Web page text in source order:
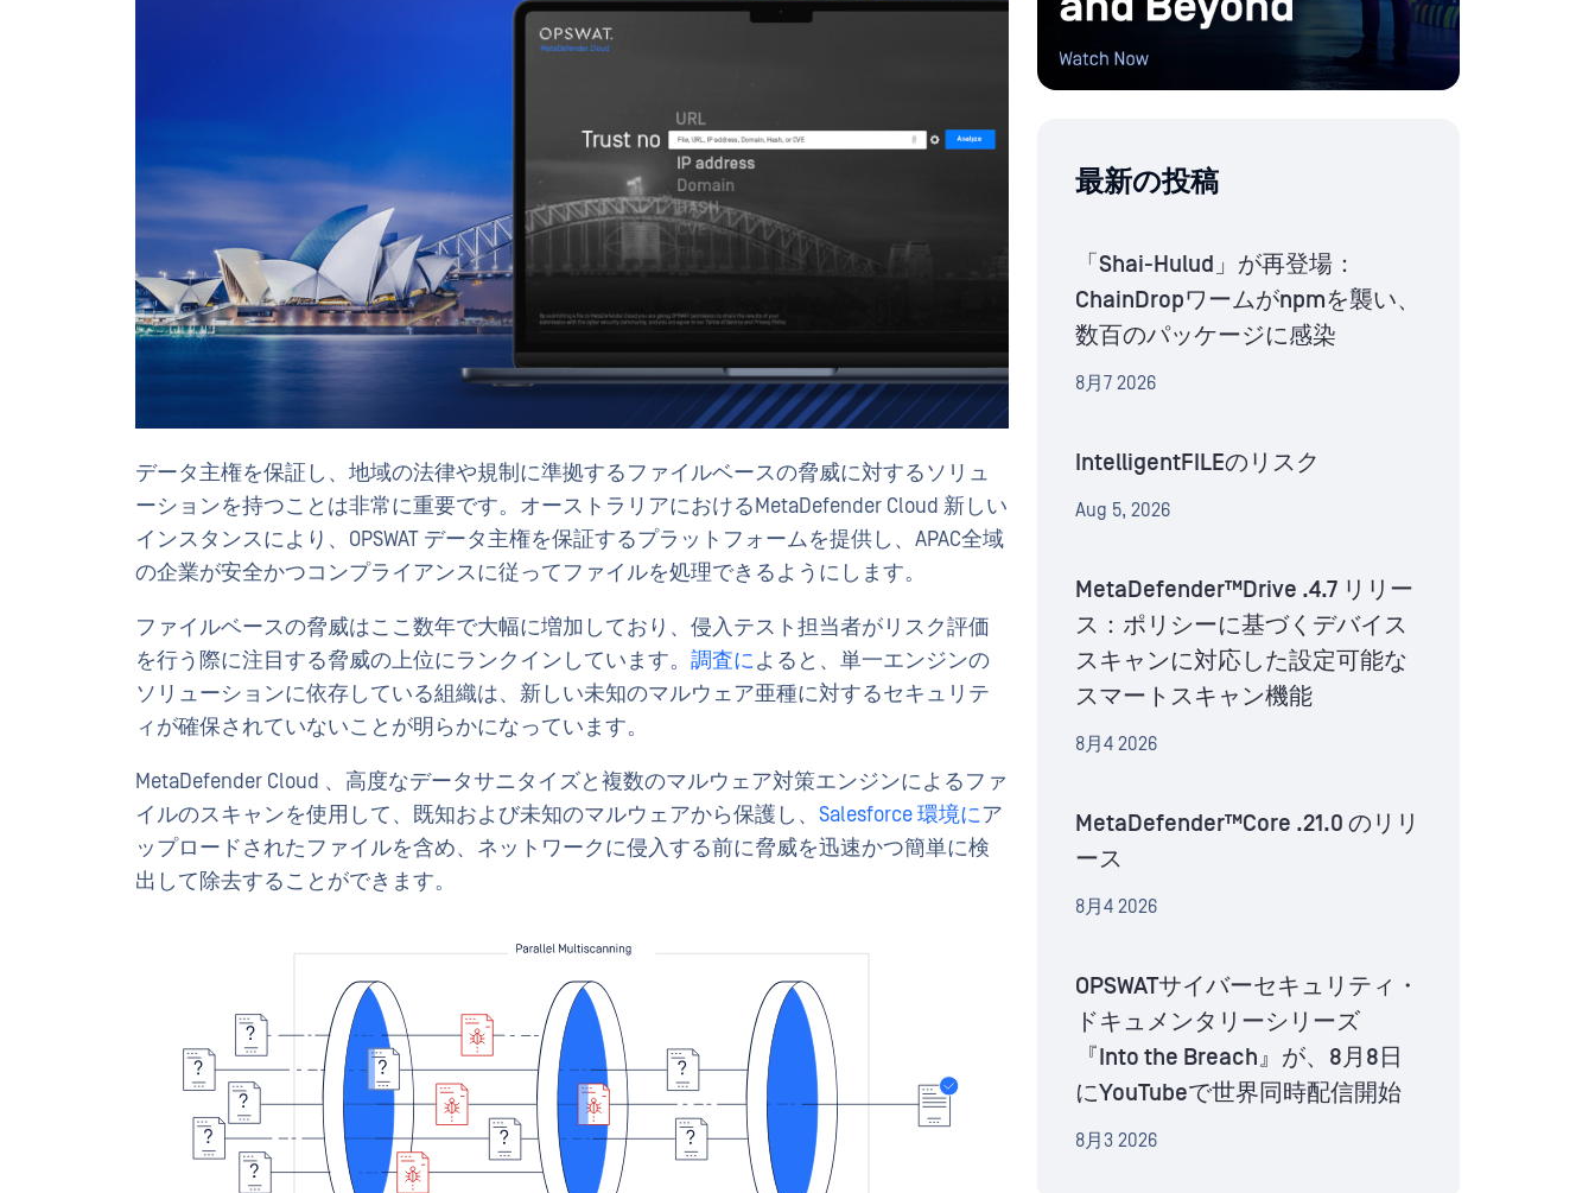
データ主権を保証し、地域の法律や規制に準拠するファイルベースの脅威に対するソリュ
ーションを持つことは非常に重要です。オーストラリアにおけるMetaDefender Cloud 新しい
インスタンスにより、OPSWAT データ主権を保証するプラットフォームを提供し、APAC全域
の企業が安全かつコンプライアンスに従ってファイルを処理できるようにします。
ファイルベースの脅威はここ数年で大幅に増加しており、侵入テスト担当者がリスク評価
を行う際に注目する脅威の上位にランクインしています。 調査によると、単一エンジンの
ソリューションに依存している組織は、新しい未知のマルウェア亜種に対するセキュリテ
ィが確保されていないことが明らかになっています。
MetaDefender Cloud 、高度なデータサニタイズと複数のマルウェア対策エンジンによるファ
イルのスキャンを使用して、既知および未知のマルウェアから保護し、 Salesforce 環境にア
ップロードされたファイルを含め、ネットワークに侵入する前に脅威を迅速かつ簡単に検
出して除去することができます。
最新の投稿
「Shai-Hulud」が再登場：
ChainDropワームがnpmを襲い、
数百のパッケージに感染
8月7 2026
IntelligentFILEのリスク
Aug 5, 2026
MetaDefender™Drive .4.7 リリー
ス：ポリシーに基づくデバイス
スキャンに対応した設定可能な
スマートスキャン機能
8月4 2026
MetaDefender™Core .21.0 のリリ
ース
8月4 2026
OPSWATサイバーセキュリティ・
ドキュメンタリーシリーズ
『Into the Breach』が、8月8日
にYouTubeで世界同時配信開始
8月3 2026